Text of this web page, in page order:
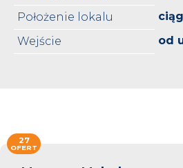
Położenie lokalu
Wejście
od
27
OFERT